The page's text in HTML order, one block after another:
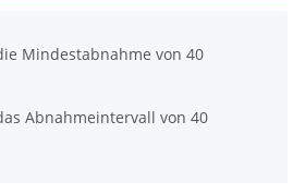
Mindestabnahme von 40
Abnahmeintervall von 40